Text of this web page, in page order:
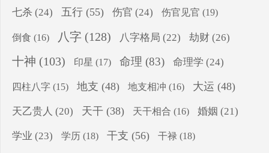
七杀 (24) 五行 (55) 伤官 (24) 伤官见官 (19)
倒食 (16) 八字 (128) 八字格局 (22) 劫财 (26)
十神 (103) 印星 (17) 命理 (83) 命理学 (24)
四柱八字 (15) 地支 (48) 地支相冲 (16) 大运 (48)
天乙贵人 (20) 天干 (38) 天干相合 (16) 婚姻 (21)
学业 (23) 学历 (18) 干支 (56) 干禄 (18)